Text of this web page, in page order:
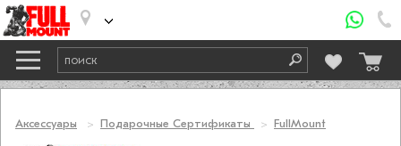
Аксессуары Подарочные Сертификаты FullMount